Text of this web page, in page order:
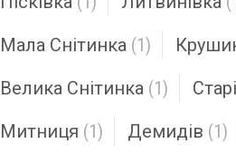
Мала Снітинка (1)
Велика Снітинка (1)
Митниця (1) Демидів (1)